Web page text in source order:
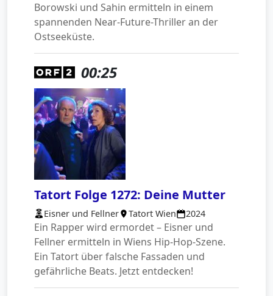
Borowski und Sahin ermitteln in einem
spannenden Near-Future-Thriller an der
Ostseeküste.
00:25
Tatort Folge 1272: Deine Mutter
Eisner und Fellner Tatort Wien 2024
Ein Rapper wird ermordet – Eisner und
Fellner ermitteln in Wiens Hip-Hop-Szene.
Ein Tatort über falsche Fassaden und
gefährliche Beats. Jetzt entdecken!